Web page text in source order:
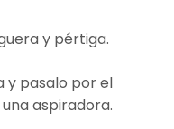
y pértiga.
y pasalo por el
aspiradora.